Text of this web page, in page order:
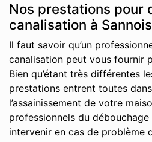
Nos prestations pour
canalisation à Sannois
Il faut savoir qu’un
canalisation peut vous fournir
Bien qu’étant très différentes
prestations entrent toutes
l’assainissement de votre
professionnels du
intervenir en cas de problème